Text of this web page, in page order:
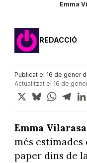
Emma
REDACCIÓ
Publicat el 16 de gener
Actualitzat el 16 de
X Bluesky
Emma
més
paper dins de